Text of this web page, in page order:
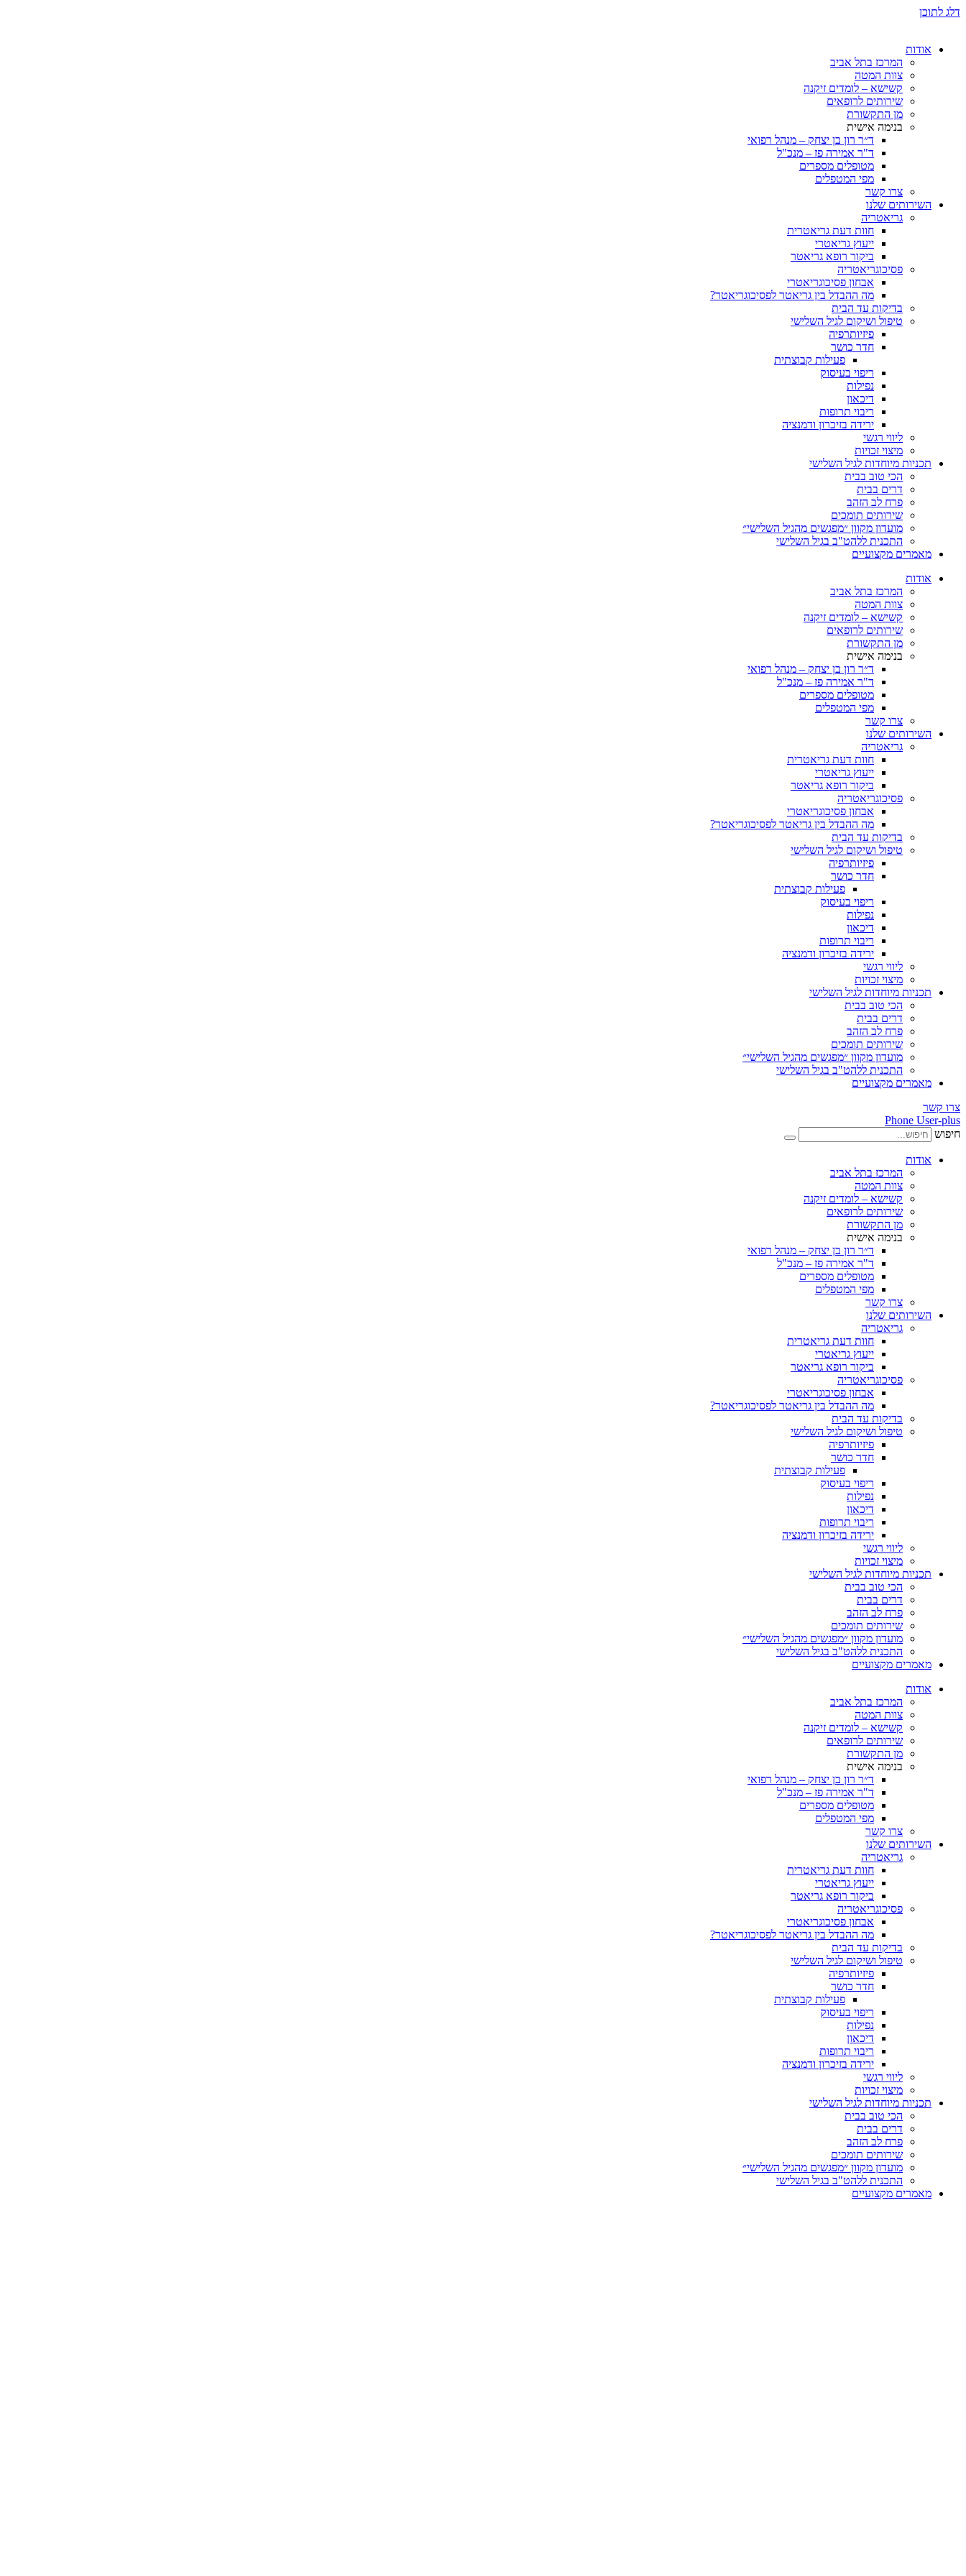
דלג לתוכן
אודות
המרכז בתל אביב
צוות המטה
קשישא – לומדים זיקנה
שירותים לרופאים
מן התקשורת
בנימה אישית
ד״ר רון בן יצחק – מנהל רפואי
ד"ר אמירה פז – מנכ"ל
מטופלים מספרים
מפי המטפלים
צרו קשר
השירותים שלנו
גריאטריה
חוות דעת גריאטרית
ייעוץ גריאטרי
ביקור רופא גריאטר
פסיכוגריאטריה
אבחון פסיכוגריאטרי
מה ההבדל בין גריאטר לפסיכוגריאטר?
בדיקות עד הבית
טיפול ושיקום לגיל השלישי
פיזיותרפיה
חדר כושר
פעילות קבוצתית
ריפוי בעיסוק
נפילות
דיכאון
ריבוי תרופות
ירידה בזיכרון ודמנציה
ליווי רגשי
מיצוי זכויות
תכניות מיוחדות לגיל השלישי
הכי טוב בבית
דרים בבית
פרח לב הזהב
שירותים תומכים
מועדון מקוון ״מפגשים מהגיל השלישי״
התכנית ללהט"ב בגיל השלישי
מאמרים מקצועיים
אודות
המרכז בתל אביב
צוות המטה
קשישא – לומדים זיקנה
שירותים לרופאים
מן התקשורת
בנימה אישית
ד״ר רון בן יצחק – מנהל רפואי
ד"ר אמירה פז – מנכ"ל
מטופלים מספרים
מפי המטפלים
צרו קשר
השירותים שלנו
גריאטריה
חוות דעת גריאטרית
ייעוץ גריאטרי
ביקור רופא גריאטר
פסיכוגריאטריה
אבחון פסיכוגריאטרי
מה ההבדל בין גריאטר לפסיכוגריאטר?
בדיקות עד הבית
טיפול ושיקום לגיל השלישי
פיזיותרפיה
חדר כושר
פעילות קבוצתית
ריפוי בעיסוק
נפילות
דיכאון
ריבוי תרופות
ירידה בזיכרון ודמנציה
ליווי רגשי
מיצוי זכויות
תכניות מיוחדות לגיל השלישי
הכי טוב בבית
דרים בבית
פרח לב הזהב
שירותים תומכים
מועדון מקוון ״מפגשים מהגיל השלישי״
התכנית ללהט"ב בגיל השלישי
מאמרים מקצועיים
צרו קשר
Phone User-plus
חיפוש
אודות
המרכז בתל אביב
צוות המטה
קשישא – לומדים זיקנה
שירותים לרופאים
מן התקשורת
בנימה אישית
ד״ר רון בן יצחק – מנהל רפואי
ד"ר אמירה פז – מנכ"ל
מטופלים מספרים
מפי המטפלים
צרו קשר
השירותים שלנו
גריאטריה
חוות דעת גריאטרית
ייעוץ גריאטרי
ביקור רופא גריאטר
פסיכוגריאטריה
אבחון פסיכוגריאטרי
מה ההבדל בין גריאטר לפסיכוגריאטר?
בדיקות עד הבית
טיפול ושיקום לגיל השלישי
פיזיותרפיה
חדר כושר
פעילות קבוצתית
ריפוי בעיסוק
נפילות
דיכאון
ריבוי תרופות
ירידה בזיכרון ודמנציה
ליווי רגשי
מיצוי זכויות
תכניות מיוחדות לגיל השלישי
הכי טוב בבית
דרים בבית
פרח לב הזהב
שירותים תומכים
מועדון מקוון ״מפגשים מהגיל השלישי״
התכנית ללהט"ב בגיל השלישי
מאמרים מקצועיים
אודות
המרכז בתל אביב
צוות המטה
קשישא – לומדים זיקנה
שירותים לרופאים
מן התקשורת
בנימה אישית
ד״ר רון בן יצחק – מנהל רפואי
ד"ר אמירה פז – מנכ"ל
מטופלים מספרים
מפי המטפלים
צרו קשר
השירותים שלנו
גריאטריה
חוות דעת גריאטרית
ייעוץ גריאטרי
ביקור רופא גריאטר
פסיכוגריאטריה
אבחון פסיכוגריאטרי
מה ההבדל בין גריאטר לפסיכוגריאטר?
בדיקות עד הבית
טיפול ושיקום לגיל השלישי
פיזיותרפיה
חדר כושר
פעילות קבוצתית
ריפוי בעיסוק
נפילות
דיכאון
ריבוי תרופות
ירידה בזיכרון ודמנציה
ליווי רגשי
מיצוי זכויות
תכניות מיוחדות לגיל השלישי
הכי טוב בבית
דרים בבית
פרח לב הזהב
שירותים תומכים
מועדון מקוון ״מפגשים מהגיל השלישי״
התכנית ללהט"ב בגיל השלישי
מאמרים מקצועיים